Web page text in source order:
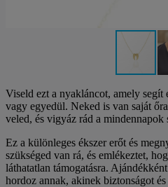
Viseld ezt a nyakláncot, amely segít
vagy egyedül. Neked is van saját
veled, és vigyáz rád a mindennapok
Ez a különleges ékszer erőt és
szükséged van rá, és emlékeztet,
láthatatlan támogatásra.
hordoz annak, akinek biztonságot